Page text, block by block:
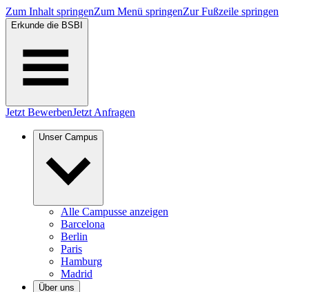
Zum Inhalt springenZum Menü springenZur Fußzeile springen
Erkunde die BSBI
Jetzt BewerbenJetzt Anfragen
Unser Campus
Alle Campusse anzeigen
Barcelona
Berlin
Paris
Hamburg
Madrid
Über uns